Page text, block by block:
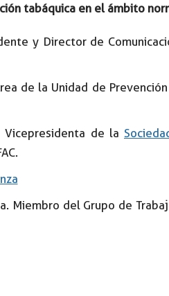
tabáquica en el ámbito
y Director de
de la Unidad de
Vicepresidenta de la
Miembro del Grupo de